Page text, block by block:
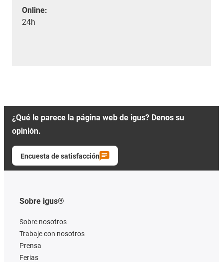
Online:
24h
¿Qué le parece la página web de igus? Denos su
opinión.
Encuesta de satisfacción
Sobre igus®
Sobre nosotros
Trabaje con nosotros
Prensa
Ferias